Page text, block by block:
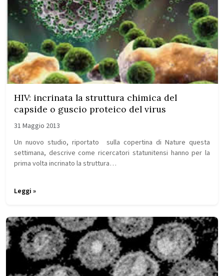
HIV: incrinata la struttura chimica del
capside o guscio proteico del virus
31 Maggio 2013
Un nuovo studio, riportato sulla copertina di Nature questa
settimana, descrive come ricercatori statunitensi hanno per la
prima volta incrinato la struttura…
Leggi »